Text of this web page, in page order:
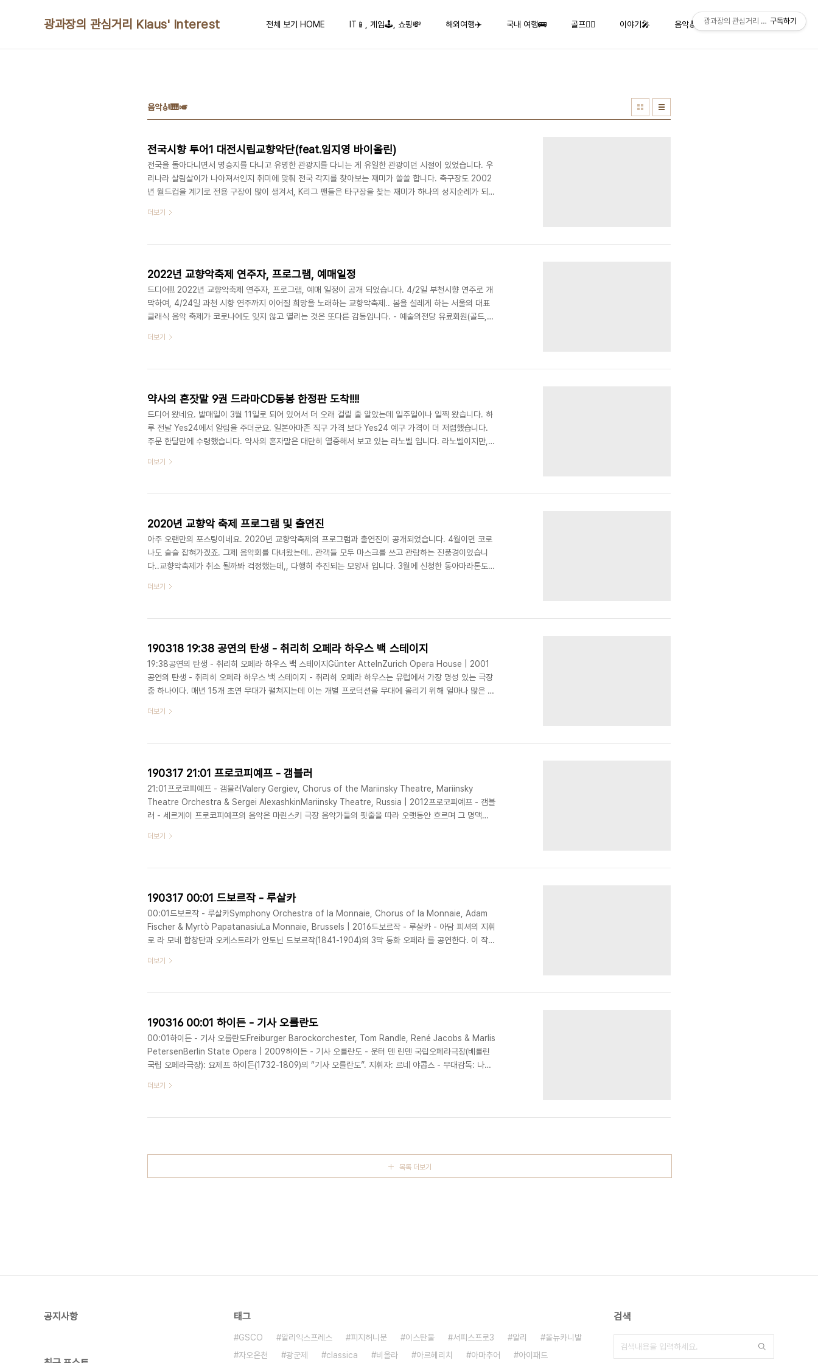
광과장의 관심거리 Klaus' Interest 전체 보기 HOME IT📱, 게임🕹️, 쇼핑💸 해외여행✈️ 국내 여행🚌 골프🏌️‍♂️ 이야기🎤 음악🎻🎹🎺 사진📸
음악🎻🎹🎺
전국시향 투어1 대전시립교향악단(feat.임지영 바이올린)
전국을 돌아다니면서 명승지를 다니고 유명한 관광지를 다니는 게 유일한 관광이던 시절이 있었습니다. 우
리나라 살림살이가 나아져서인지 취미에 맞춰 전국 각지를 찾아보는 재미가 쏠쏠 합니다. 축구장도 2002
년 월드컵을 계기로 전용 구장이 많이 생겨서, K리그 팬들은 타구장을 찾는 재미가 하나의 성지순례가 되기
가 잠깐 샜습니다만,, 교향악단 또한 그렇습니다. 살림살이좀 된다는 지자체는 어디든 전용 홀 (클래식 전용
주자를 유치하기 위해 노력합니다. 그런 면에서 대전시립교향악단의 23년 프로그램은 가히 충격적..
더보기
2022년 교향악축제 연주자, 프로그램, 예매일정
드디어!!! 2022년 교향악축제 연주자, 프로그램, 예매 일정이 공개 되었습니다. 4/2일 부천시향 연주로 개
막하여, 4/24일 과천 시향 연주까지 이어질 희망을 노래하는 교향악축제.. 봄을 설레게 하는 서울의 대표
클래식 음악 축제가 코로나에도 잊지 않고 열리는 것은 또다른 감동입니다. - 예술의전당 유료회원(골드,블
23일(수) 오후 2시 프로그램과 연주자 소개드려봅니다. 이렇게 국내 교향악단을 모아놓고, 여러 지휘자와
다. 어떤 공연을 추천한다.. 라는 말 없이 바로 프로그램과 출연..
더보기
약사의 혼잣말 9권 드라마CD동봉 한정판 도착!!!!
드디어 왔네요. 발매일이 3월 11일로 되어 있어서 더 오래 걸릴 줄 알았는데 일주일이나 일찍 왔습니다. 하
루 전날 Yes24에서 알림을 주더군요. 일본아마존 직구 가격 보다 Yes24 예구 가격이 더 저렴했습니다.
주문 한달만에 수령했습니다. 약사의 혼자말은 대단히 열중해서 보고 있는 라노벨 입니다. 라노벨이지만,
르게 예쁘지도 않고, 성적으로 몸매가 특출나지도 않습니다. 그런데도 대단히 매력적이고, 독자들을 끌어들
스핀오프도 아닌 정식 스토리가 즉, 같은 이야기가 다른 그림체로 나오고 있습니다. 하지..
더보기
2020년 교향악 축제 프로그램 및 출연진
아주 오랜만의 포스팅이네요. 2020년 교향악축제의 프로그램과 출연진이 공개되었습니다. 4월이면 코로
나도 슬슬 잡혀가겠죠. 그제 음악회를 다녀왔는데.. 관객들 모두 마스크를 쓰고 관람하는 진풍경이었습니
다..교향악축제가 취소 될까봐 걱정했는데,, 다행히 추진되는 모양새 입니다. 3월에 신청한 동아마라톤도..
자의 연주가 보고 싶으실까요?^^2020 교향악축제 - 세종솔로이스츠 (3.31) [프로그램]바흐 브란덴부르크
향악축제 - 대구시립교향악단 (4.1) [프로그램]브람스 ..
더보기
190318 19:38 공연의 탄생 - 취리히 오페라 하우스 백 스테이지
19:38공연의 탄생 - 취리히 오페라 하우스 백 스테이지Günter AttelnZurich Opera House | 2001
공연의 탄생 - 취리히 오페라 하우스 백 스테이지 - 취리히 오페라 하우스는 유럽에서 가장 명성 있는 극장
중 하나이다. 매년 15개 초연 무대가 펼쳐지는데 이는 개별 프로덕션을 무대에 올리기 위해 얼마나 많은 노
페라 하우스의 백스테이지에서 조아키노 로시니의 “세비야의 이발사” 뉴 프로덕션을 집중적으로 준비하는
대한 워크샵은 물론 하인츠 스포얼리가 안무를 담당한 이고르 스트라빈스키..
더보기
190317 21:01 프로코피예프 - 갬블러
21:01프로코피예프 - 갬블러Valery Gergiev, Chorus of the Mariinsky Theatre, Mariinsky
Theatre Orchestra & Sergei AlexashkinMariinsky Theatre, Russia | 2012프로코피예프 - 갬블
러 - 세르게이 프로코피예프의 음악은 마린스키 극장 음악가들의 핏줄을 따라 오랫동안 흐르며 그 명맥을
곡, 협주곡, 오페라 전 작품을 계속해서 공연하고 있다. 최근에 무대에 올린 프로코피예프의 1917년 오페
연출과 게르기예프의 타고난..
더보기
190317 00:01 드보르작 - 루살카
00:01드보르작 - 루살카Symphony Orchestra of la Monnaie, Chorus of la Monnaie, Adam
Fischer & Myrtò PapatanasiuLa Monnaie, Brussels | 2016드보르작 - 루살카 - 아담 피셔의 지휘
로 라 모네 합창단과 오케스트라가 안토닌 드보르작(1841-1904)의 3막 동화 오페라 를 공연한다. 이 작품
나슈 (루살카), 파벨 체르노흐 (왕자), 안나레나 페르손 (외국의 공주), 윌러드 화이트 (물의 요정), 르네 멀록
에..
더보기
190316 00:01 하이든 - 기사 오를란도
00:01하이든 - 기사 오를란도Freiburger Barockorchester, Tom Randle, René Jacobs & Marlis
PetersenBerlin State Opera | 2009하이든 - 기사 오를란도 - 운터 덴 린덴 국립오페라극장(베를린
국립 오페라극장): 요제프 하이든(1732-1809)의 “기사 오를란도”. 지휘자: 르네 야콥스 - 무대감독: 나이
카(알치나), 피에트로 스파뇰리(로도몬테), 마그누스 스타벨란드(메도로), 임선혜 (에우릴라), 빅또르 또레스
를란도”는 ..
더보기
목록 더보기
공지사항 태그
GSCO 알리익스프레스 피지허니문 이스탄불 서피스프로3 알리
올뉴카니발
자오온천
광군제 classica 비올라 아르헤리치 아마추어 아이패드
검색
광과장의 관심거리 Klaus' Interest
구독하기